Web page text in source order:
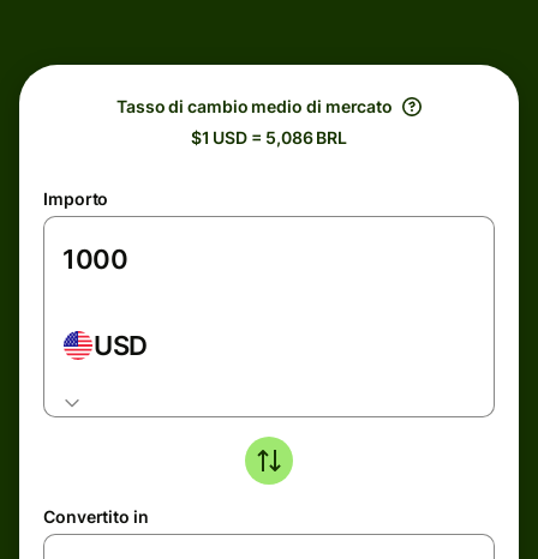
Tasso di cambio medio di mercato
$1 USD = 5,086 BRL
Importo
USD
Convertito in